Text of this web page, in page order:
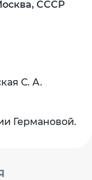
СССР
С. А.
Германовой.